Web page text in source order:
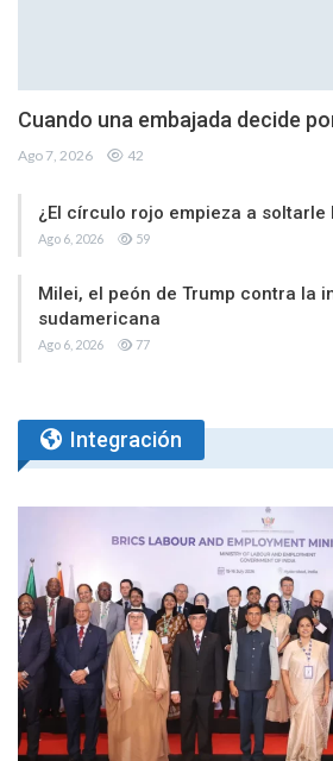
Cuando una embajada decide
Ago 7, 2026 42
¿El círculo rojo empieza a soltarle
Ago 6, 2026 59
Milei, el peón de Trump contra la
sudamericana
Ago 6, 2026 77
Integración